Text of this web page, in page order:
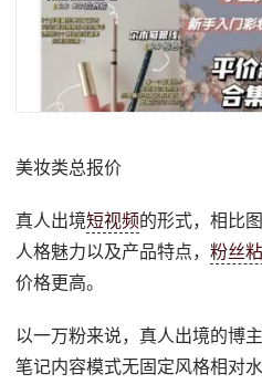
美妆类总报价
真人出境短视频的形式，相比
人格魅力以及产品特点，粉丝
价格更高。
以一万粉来说，真人出境的博
笔记内容模式无固定风格相对